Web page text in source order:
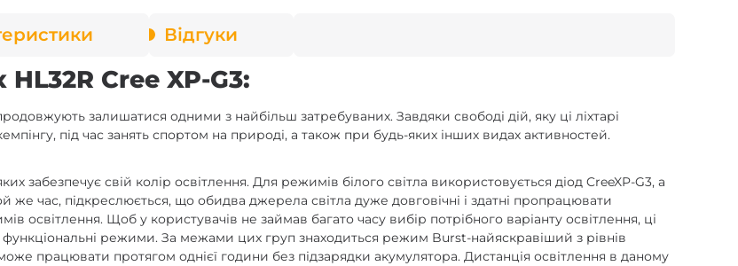
Відгуки
Cree XP-G3:
залишатися одними з найбільш затребуваних. Завдяки свободі дій, яку ці ліхтарі
під час занять спортом на природі, а також при будь-яких інших видах активностей.
свій колір освітлення. Для режимів білого світла використовується діод CreeXP-G3, а
же час, підкреслюється, що обидва джерела світла дуже довговічні і здатні пропрацювати
освітлення. Щоб у користувачів не займав багато часу вибір потрібного варіанту освітлення, ці
режими. За межами цих груп знаходиться режим Burst-найяскравіший з рівнів
працювати протягом однієї години без підзарядки акумулятора. Дистанція освітлення в даному